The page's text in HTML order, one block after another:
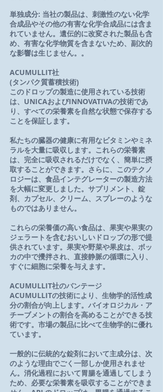
単独成分: 当社の製品は、刺激性のない化学
合成品やその他の有害な化学合成品には含ま
れていません。遺伝的に改変された製品も含
め、有害な化学物質を含まないため、副次的
な影響は生じません。。
ACUMULLIT社
(タンパク質蓄積技術)
このドロップの製造に使用されている技術
は、UNICAおよびINNOVATIVAの技術であ
り、すべての栄養素を自然な状態で保存する
ことを保証します。
私たちの臓器の健康に有用なビタミンやミネ
ラルを大量に吸収します。これらの栄養素
は、完全に吸収されるだけでなく、簡単に摂
取することができます。さらに、このテクノ
ロジーは、食品インテグレーターの製造方法
を大幅に変更しました。サプリメント、錠
剤、カプセル、クリーム、スプレーのような
ものではありません。
これらの栄養価の高い食品は、果実や果実の
ジェラートを含むおいしいドロップの形で提
供されています。果実や野菜や果皮は、ボッ
カの中で攪拌され、直接静脈の循環に入り、
すぐに細胞に栄養を与えます。
ACUMULLIT社のバンテージ
ACUMULLITの技術により、生物学的活性成
分の割合が向上します。バイオロジカル・ア
チーブメントの割合を高めることができる技
術です。市場の製品に比べて生物学的に優れ
ています。
一般的に伝統的な錠剤において主成分は、次
のような理由でごく一部しか使用されませ
ん。消化過程において胃腸を通過してしまう
ため、必要な栄養素を吸収することができま